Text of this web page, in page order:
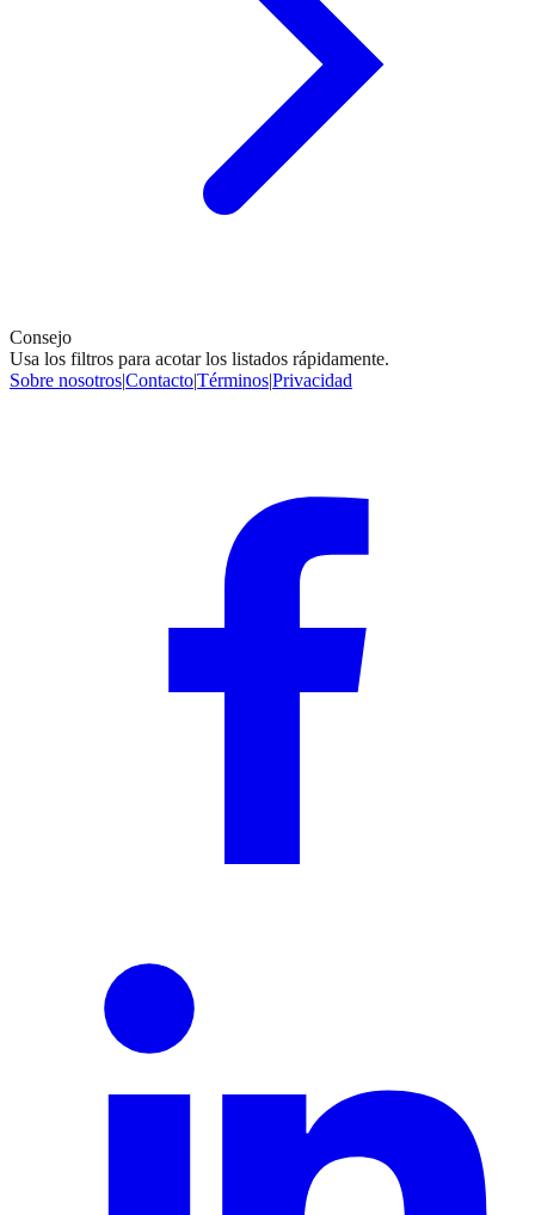
Consejo
Usa los filtros para acotar los listados rápidamente.
Sobre nosotros|Contacto|Términos|Privacidad